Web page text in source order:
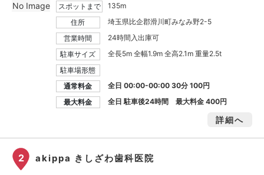
スポットまで
135m
住所
埼玉県比企郡滑川町みなみ野2-5
営業時間
24時間入出庫可
駐車サイズ
全長5m 全幅1.9m 全高2.1m 重量2.5t
駐車場形態
通常料金
全日 00:00-00:00 30分 100円
最大料金
全日 駐車後24時間 最大料金400円
詳細へ
No Image
2 akippa きしざわ歯科医院